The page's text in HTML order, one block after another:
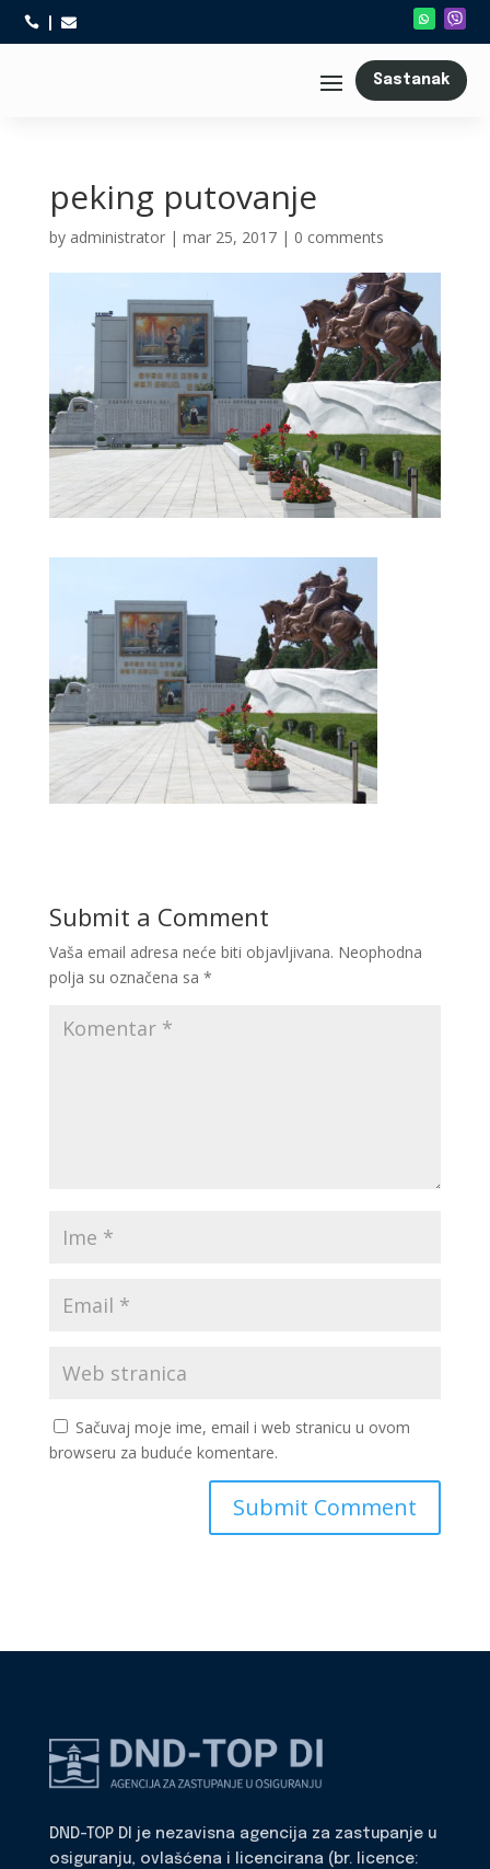
 
Sastanak
peking putovanje
by administrator| mar 25, 2017| 0 comments
Submit a Comment
Vaša email adresa neće biti objavljivana. Neophodna
polja su označena sa *
Sačuvaj moje ime, email i web stranicu u ovom
browseru za buduće komentare.
DND-TOP DI je nezavisna agencija za zastupanje u
osiguranju, ovlašćena i licencirana (br. licence: